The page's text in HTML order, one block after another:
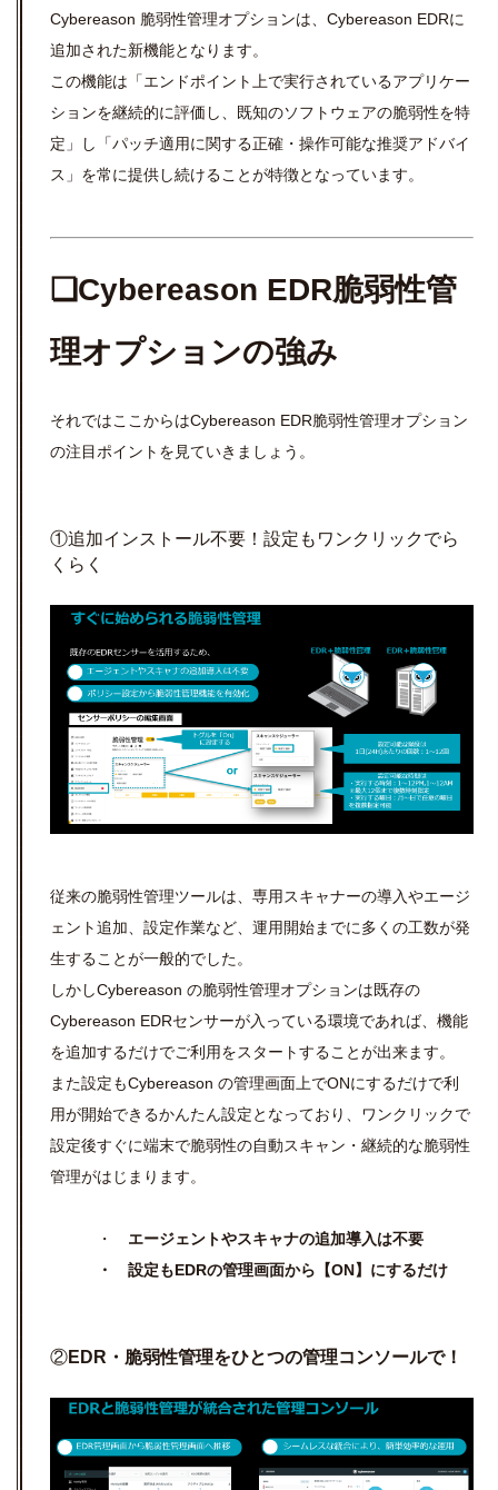
Cybereason 脆弱性管理オプションは、Cybereason EDRに
追加された新機能となります。
この機能は「エンドポイント上で実行されているアプリケー
ションを継続的に評価し、既知のソフトウェアの脆弱性を特
定」し「パッチ適用に関する正確・操作可能な推奨アドバイ
ス」を常に提供し続けることが特徴となっています。
❏Cybereason EDR脆弱性管
理オプションの強み
それではここからはCybereason EDR脆弱性管理オプション
の注目ポイントを見ていきましょう。
①追加インストール不要！設定もワンクリックでら
くらく
従来の脆弱性管理ツールは、専用スキャナーの導入やエージ
ェント追加、設定作業など、運用開始までに多くの工数が発
生することが一般的でした。
しかしCybereason の脆弱性管理オプションは既存の
Cybereason EDRセンサーが入っている環境であれば、機能
を追加するだけでご利用をスタートすることが出来ます。
また設定もCybereason の管理画面上でONにするだけで利
用が開始できるかんたん設定となっており、ワンクリックで
設定後すぐに端末で脆弱性の自動スキャン・継続的な脆弱性
管理がはじまります。
・
エージェントやスキャナの追加導入は不要
・ 設定もEDRの管理画面から【ON】にするだけ
②EDR・ 脆弱性管理をひとつの管理コンソールで！